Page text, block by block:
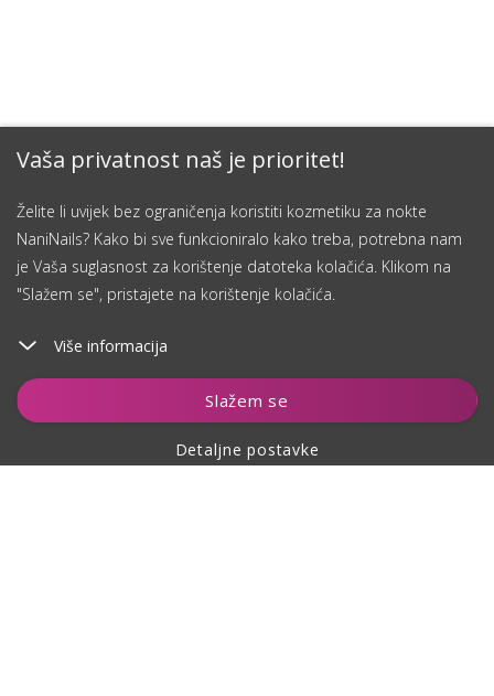
Vaša privatnost naš je prioritet!
Želite li uvijek bez ograničenja koristiti kozmetiku za nokte
NaniNails? Kako bi sve funkcioniralo kako treba, potrebna nam
je Vaša suglasnost za korištenje datoteka kolačića. Klikom na
"Slažem se", pristajete na korištenje kolačića.
Više informacija
Slažem se
Detaljne postavke
Dodaj u košaricu